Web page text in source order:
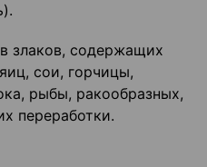
злаков, содержащих
сои, горчицы,
рыбы, ракообразных,
переработки.